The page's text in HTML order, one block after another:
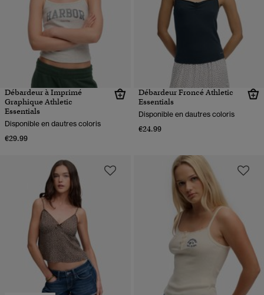
Débardeur à Imprimé
Graphique Athletic
Essentials
Disponible en dautres coloris
€29.99
Débardeur Froncé Athletic
Essentials
Disponible en dautres coloris
€24.99